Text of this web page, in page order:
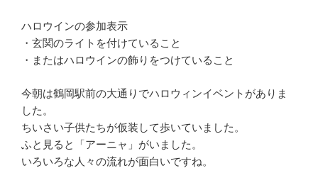
ハロウインの参加表示
・玄関のライトを付けていること
・またはハロウインの飾りをつけていること
今朝は鶴岡駅前の大通りでハロウィンイベントがありま
した。
ちいさい子供たちが仮装して歩いていました。
ふと見ると「アーニャ」がいました。
いろいろな人々の流れが面白いですね。